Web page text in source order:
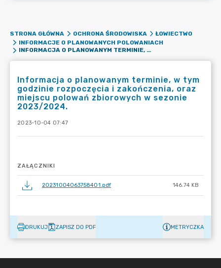
STRONA GŁÓWNA OCHRONA ŚRODOWISKA
ŁOWIECTWO
INFORMACJE O PLANOWANYCH POLOWANIACH
INFORMACJA O PLANOWANYM TERMINIE, W TYM GODZINIE ROZPOCZĘCIA I ZAKOŃCZENIA, ORAZ MIEJSCU POLOWAŃ ZBIOROWYCH W SEZONIE 2023/2024.
Informacja o planowanym terminie, w tym
godzinie rozpoczęcia i zakończenia, oraz
miejscu polowań zbiorowych w sezonie
2023/2024.
2023-10-04 07:47
ZAŁĄCZNIKI
20231004063758401.pdf 146.74 KB
DRUKUJ ZAPISZ DO PDF METRYCZKA